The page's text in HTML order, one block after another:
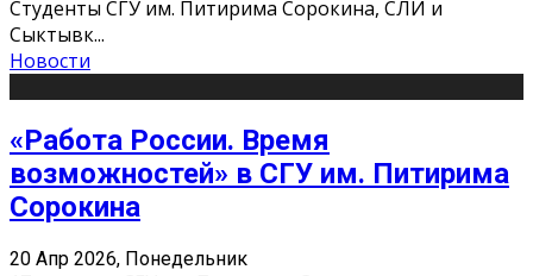
Студенты СГУ им. Питирима Сорокина, СЛИ и
Сыктывк...
Новости
«Работа России. Время
возможностей» в СГУ им. Питирима
Сорокина
20 Апр 2026, Понедельник